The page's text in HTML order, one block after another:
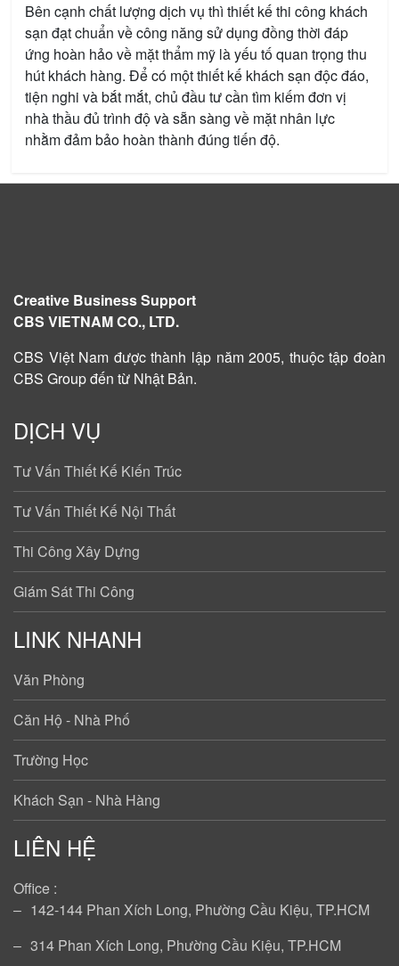
Bên cạnh chất lượng dịch vụ thì thiết kế thi công khách
sạn đạt chuẩn về công năng sử dụng đồng thời đáp
ứng hoàn hảo về mặt thẩm mỹ là yếu tố quan trọng thu
hút khách hàng. Để có một thiết kế khách sạn độc đáo,
tiện nghi và bắt mắt, chủ đầu tư cần tìm kiếm đơn vị
nhà thầu đủ trình độ và sẵn sàng về mặt nhân lực
nhằm đảm bảo hoàn thành đúng tiến độ.
Creative Business Support
CBS VIETNAM CO., LTD.
CBS Việt Nam đượcthành lập năm 2005, thuộc tập đoàn
CBS Group đến từ Nhật Bản.
DỊCH VỤ
Tư Vấn Thiết Kế Kiến Trúc
Tư Vấn Thiết Kế Nội Thất
Thi Công Xây Dựng
Giám Sát Thi Công
LINK NHANH
Văn Phòng
Căn Hộ - Nhà Phố
Trường Học
Khách Sạn - Nhà Hàng
LIÊN HỆ
Office :
‒ 142-144 Phan Xích Long, Phường Cầu Kiệu, TP.HCM
‒ 314 Phan Xích Long, Phường Cầu Kiệu, TP.HCM